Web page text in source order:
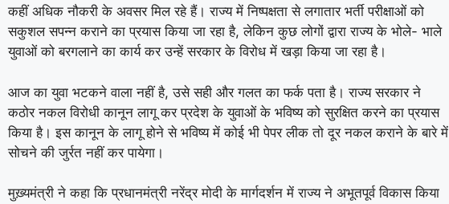
कहीं अधिक नौकरी के अवसर मिल रहे हैं। राज्य में निष्पक्षता से लगातार भर्ती परीक्षाओं को
सकुशल सपन्न कराने का प्रयास किया जा रहा है, लेकिन कुछ लोगों द्वारा राज्य के भोले- भाले
युवाओं को बरगलाने का कार्य कर उन्हें सरकार के विरोध में खड़ा किया जा रहा है।
आज का युवा भटकने वाला नहीं है, उसे सही और गलत का फर्क पता है। राज्य सरकार ने
कठोर नकल विरोधी कानून लागू कर प्रदेश के युवाओं के भविष्य को सुरक्षित करने का प्रयास
किया है। इस कानून के लागू होने से भविष्य में कोई भी पेपर लीक तो दूर नकल कराने के बारे में
सोचने की जुर्रत नहीं कर पायेगा।
मुख़्यमंत्री ने कहा कि प्रधानमंत्री नरेंद्र मोदी के मार्गदर्शन में राज्य ने अभूतपूर्व विकास किया